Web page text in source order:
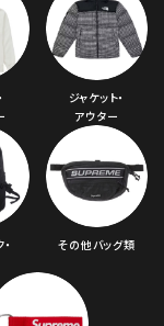
ジャケット・
アウター
その他バッグ類